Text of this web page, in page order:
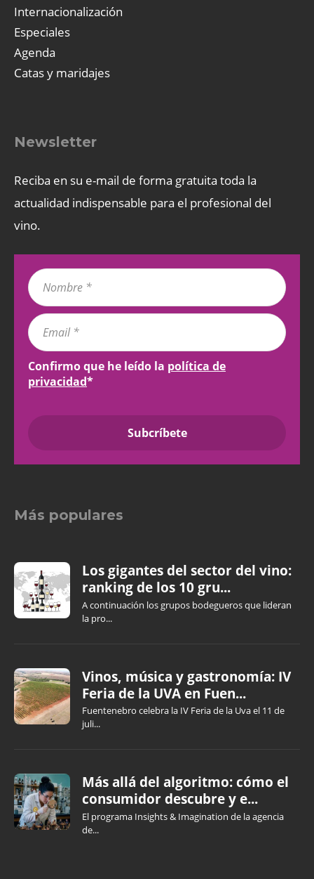
Internacionalización
Especiales
Agenda
Catas y maridajes
Newsletter
Reciba en su e-mail de forma gratuita toda la
actualidad indispensable para el profesional del
vino.
Confirmo que he leído la política de
privacidad*
Más populares
Los gigantes del sector del vino:
ranking de los 10 gru...
A continuación los grupos bodegueros que lideran
la pro...
Vinos, música y gastronomía: IV
Feria de la UVA en Fuen...
Fuentenebro celebra la IV Feria de la Uva el 11 de
juli...
Más allá del algoritmo: cómo el
consumidor descubre y e...
El programa Insights & Imagination de la agencia
de...